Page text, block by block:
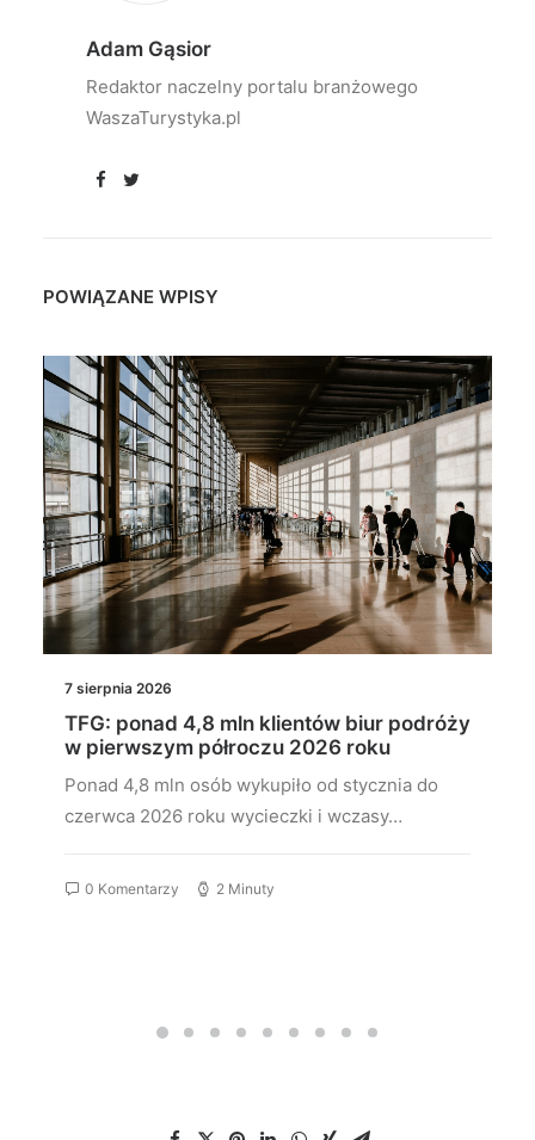
Adam Gąsior
Redaktor naczelny portalu branżowego
WaszaTurystyka.pl
POWIĄZANE WPISY
7 sierpnia 2026
TFG: ponad 4,8 mln klientów biur podróży
w pierwszym półroczu 2026 roku
Ponad 4,8 mln osób wykupiło od stycznia do
czerwca 2026 roku wycieczki i wczasy…
0 Komentarzy 2 Minuty